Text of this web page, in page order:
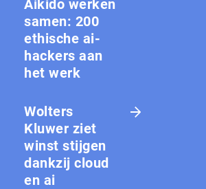
Aikido werken
samen: 200
ethische ai-
hackers aan
het werk
Wolters
Kluwer ziet
winst stijgen
dankzij cloud
en ai